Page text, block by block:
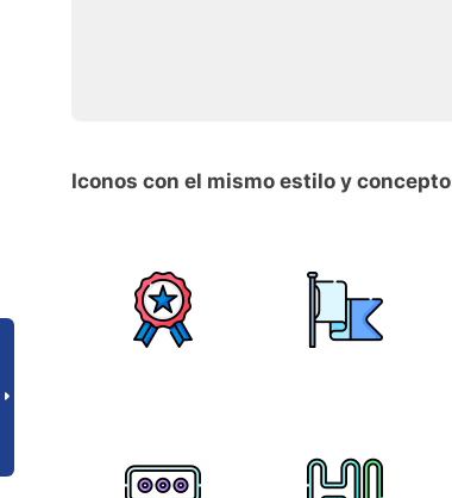
Iconos con el mismo estilo y concepto